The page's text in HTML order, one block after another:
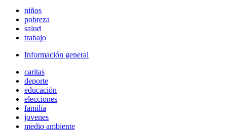
niños
pobreza
salud
trabajo
Información general
caritas
deporte
educación
elecciones
familia
jovenes
medio ambiente